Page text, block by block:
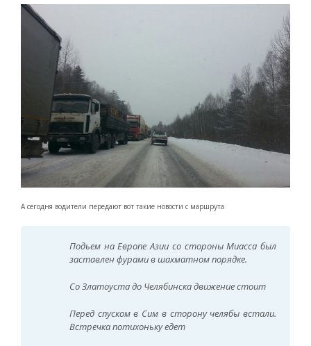
А сегодня водители передают вот такие новости с маршрута
Подьем на Европе Азии со стороны Миасса был
заставлен фурами в шахматном порядке.
Со Златоуста до Челябинска движение стоит
Перед спуском в Сим в сторону челябы встали.
Встречка потихоньку едет